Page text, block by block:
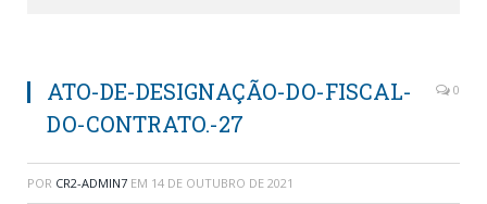
ATO-DE-DESIGNAÇÃO-DO-FISCAL-
DO-CONTRATO.-27
0
POR CR2-ADMIN7 EM 14 DE OUTUBRO DE 2021